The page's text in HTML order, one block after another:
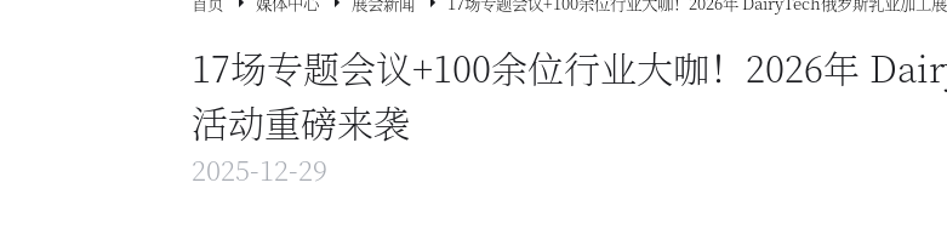
17场专题会议+100余位行业大咖！2026年
活动重磅来袭
2025-12-29